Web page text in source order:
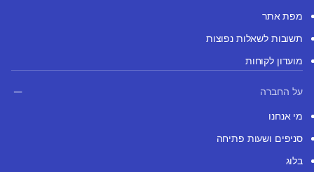
מפת אתר
תשובות לשאלות נפוצות
מועדון לקוחות
על החברה
מי אנחנו
סניפים ושעות פתיחה
בלוג